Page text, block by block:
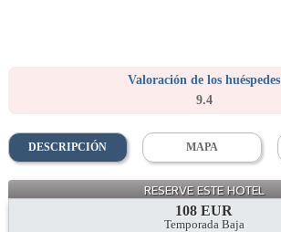
Valoración de los huéspedes
9.4
DESCRIPCIÓN MAPA
RESERVE ESTE HOTEL
108 EUR
Temporada Baja